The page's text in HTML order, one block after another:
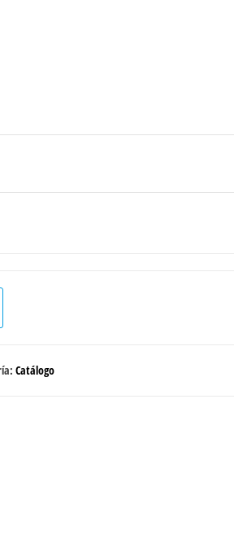
Catálogo